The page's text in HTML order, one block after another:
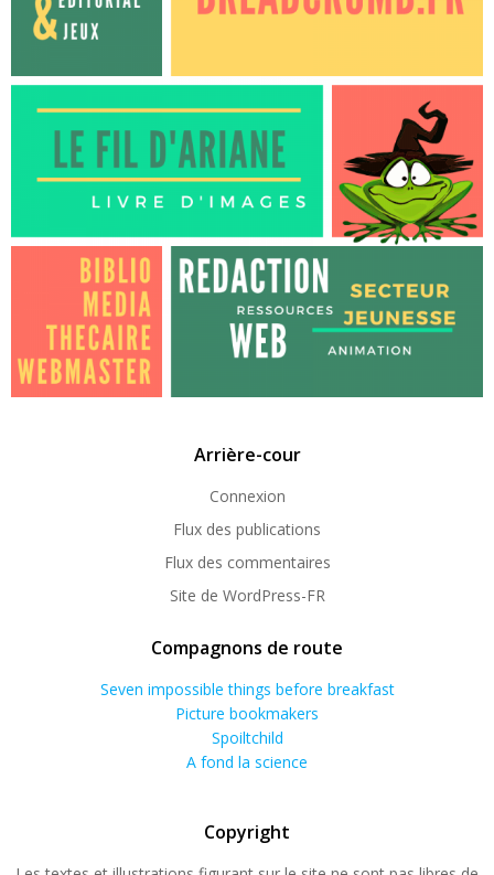
Arrière-cour
Connexion
Flux des publications
Flux des commentaires
Site de WordPress-FR
Compagnons de route
Seven impossible things before breakfast
Picture bookmakers
Spoiltchild
A fond la science
Copyright